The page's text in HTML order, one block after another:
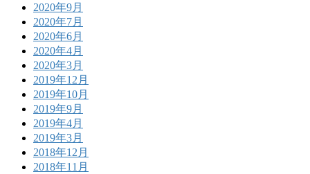
2020年9月
2020年7月
2020年6月
2020年4月
2020年3月
2019年12月
2019年10月
2019年9月
2019年4月
2019年3月
2018年12月
2018年11月